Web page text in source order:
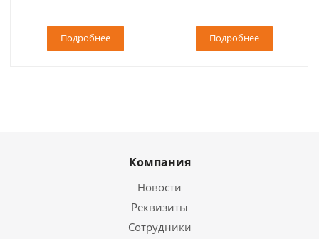
Подробнее Подробнее
Компания
Новости
Реквизиты
Сотрудники